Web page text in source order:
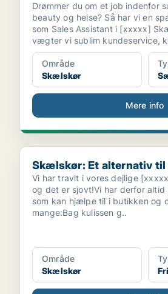
Drømmer du om et job indenfor
beauty og helse? Så har vi en
som Sales Assistant i [xxxxx]
vægter vi sublim kundeservice,
Område
Skælskør
Mere info
Skælskør: Et alternativ til
Skælskør: Et alternativ til
Vi har travlt i vores dejlige
og det er sjovt!Vi har derfor
som kan hjælpe til i butikken og
mange:Bag kulissen g..
Område
Skælskør